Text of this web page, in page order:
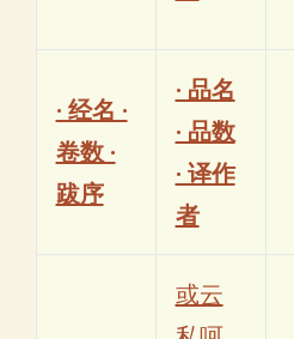
· 经名 ·
卷数 ·
跋序
· 品名
· 品数
· 译作
者
或云